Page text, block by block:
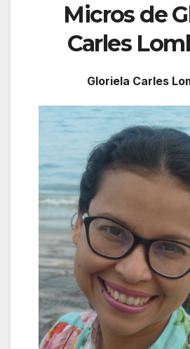
Micros de
Carles
Gloriela Carles